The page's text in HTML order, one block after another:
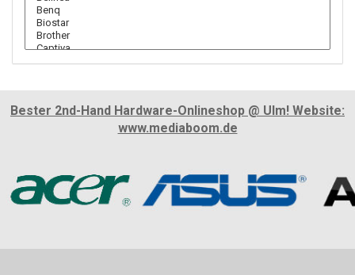
Bester 2nd-Hand Hardware-Onlineshop @ Ulm! Website:
www.mediaboom.de